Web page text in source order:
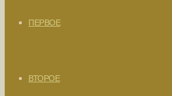
ПЕРВОЕ
ВТОРОЕ